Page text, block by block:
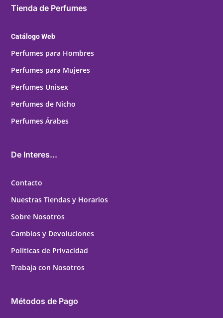
Tienda de Perfumes
Catálogo Web
Perfumes para Hombres
Perfumes para Mujeres
Perfumes Unisex
Perfumes de Nicho
Perfumes Árabes
De Interes...
Contacto
Nuestras Tiendas y Horarios
Sobre Nosotros
Cambios y Devoluciones
Políticas de Privacidad
Trabaja con Nosotros
Métodos de Pago